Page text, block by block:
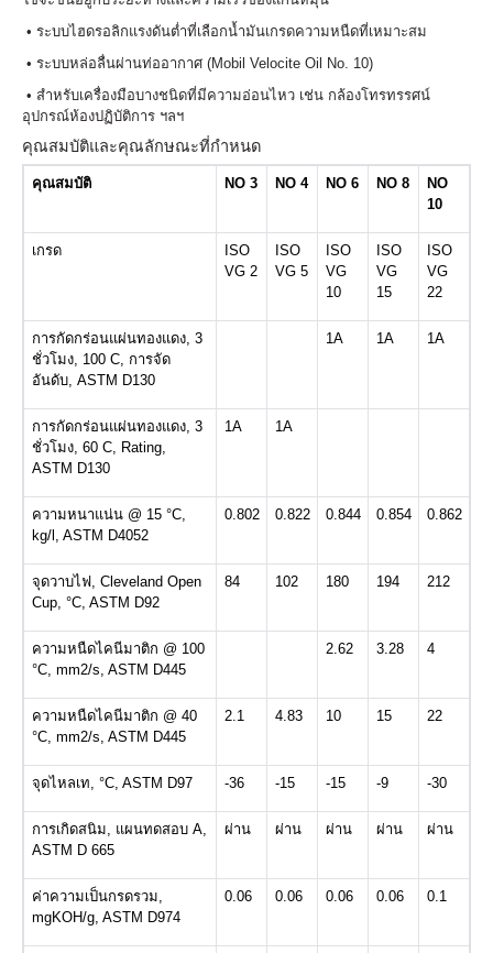
• ระบบไฮดรอลิกแรงดันต่ำที่เลือกน้ำมันเกรดความหนืดที่เหมาะสม
• ระบบหล่อลื่นผ่านท่ออากาศ (Mobil Velocite Oil No. 10)
• สำหรับเครื่องมือบางชนิดที่มีความอ่อนไหว เช่น กล้องโทรทรรศน์
อุปกรณ์ห้องปฏิบัติการ ฯลฯ
คุณสมบัติและคุณลักษณะที่กำหนด
คุณสมบัติ NO 3 NO 4 NO 6 NO 8
NO
10
เกรด
ISO
VG 2
ISO
VG 5
ISO
VG
10
ISO
VG
15
ISO
VG
22
การกัดกร่อนแผ่นทองแดง, 3
ชั่วโมง, 100 C, การจัด
อันดับ, ASTM D130
1A 1A 1A
การกัดกร่อนแผ่นทองแดง, 3
ชั่วโมง, 60 C, Rating,
ASTM D130
1A 1A
ความหนาแน่น @ 15 °C,
kg/l, ASTM D4052
0.802 0.822 0.844 0.854 0.862
จุดวาบไฟ, Cleveland Open
Cup, °C, ASTM D92
84 102 180 194 212
ความหนืดไคนีมาติก @ 100
°C, mm2/s, ASTM D445
2.62 3.28 4
ความหนืดไคนีมาติก @ 40
°C, mm2/s, ASTM D445
2.1 4.83 10 15 22
จุดไหลเท, °C, ASTM D97 -36 -15 -15 -9 -30
การเกิดสนิม, แผนทดสอบ A,
ASTM D 665
ผ่าน ผ่าน ผ่าน ผ่าน ผ่าน
ค่าความเป็นกรดรวม,
mgKOH/g, ASTM D974
0.06 0.06 0.06 0.06 0.1